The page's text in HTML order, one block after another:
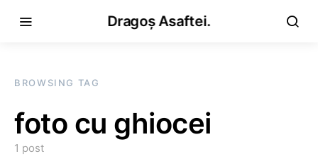
Dragoș Asaftei.
BROWSING TAG
foto cu ghiocei
1 post